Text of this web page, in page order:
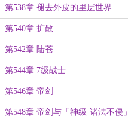
第538章 褪去外皮的里层世界
第540章 扩散
第542章 陆苍
第544章 7级战士
第546章 帝剑
第548章 帝剑与「神级·诸法不侵」